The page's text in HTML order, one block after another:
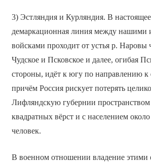
3) Эстляндия и Курляндия. В
демаркационная линия между нашими
войсками проходит от устья р. Наровы
Чудское и Псковское и далее, огибая
стороны, идёт к югу по направлению к
причём Россия рискует потерять
Лифляндскую губернии пространством
квадратных вёрст и с населением
человек.
В военном отношении владение этими